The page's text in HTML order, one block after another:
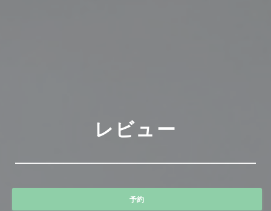
レビュー
予約